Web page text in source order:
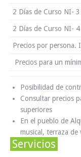
2 Días de Curso NI-
2 Días de Curso NI-
Precios por persona.
Precios para un
Posibilidad de
Consultar precios
superiores
En el pueblo de
musical, terraza
Servicios